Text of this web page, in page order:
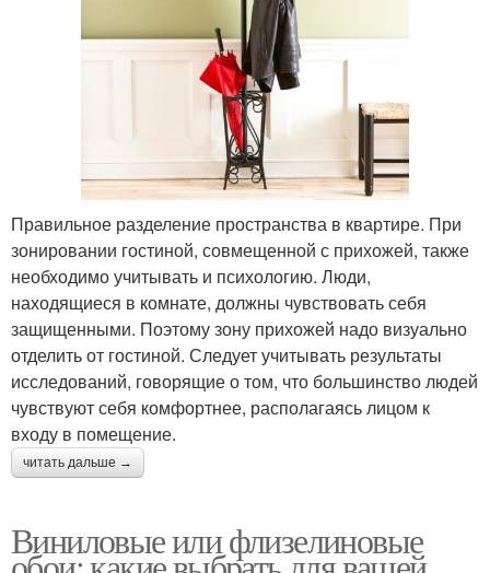
Правильное разделение пространства в квартире. При
зонировании гостиной, совмещенной с прихожей, также
необходимо учитывать и психологию. Люди,
находящиеся в комнате, должны чувствовать себя
защищенными. Поэтому зону прихожей надо визуально
отделить от гостиной. Следует учитывать результаты
исследований, говорящие о том, что большинство людей
чувствуют себя комфортнее, располагаясь лицом к
входу в помещение.
читать дальше →
Виниловые или флизелиновые